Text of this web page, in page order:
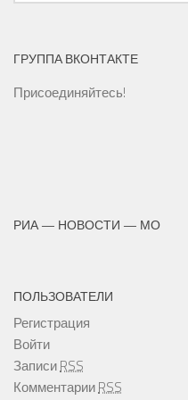
ГРУППА ВКОНТАКТЕ
Присоединяйтесь!
РИА — НОВОСТИ — МО
ПОЛЬЗОВАТЕЛИ
Регистрация
Войти
ЗаписиRSS
КомментарииRSS